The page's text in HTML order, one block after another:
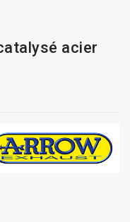
acier